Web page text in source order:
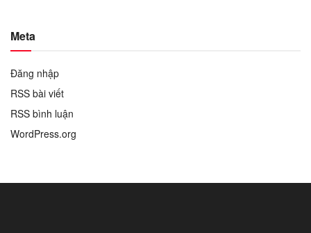
Meta
Đăng nhập
RSS bài viết
RSS bình luận
WordPress.org